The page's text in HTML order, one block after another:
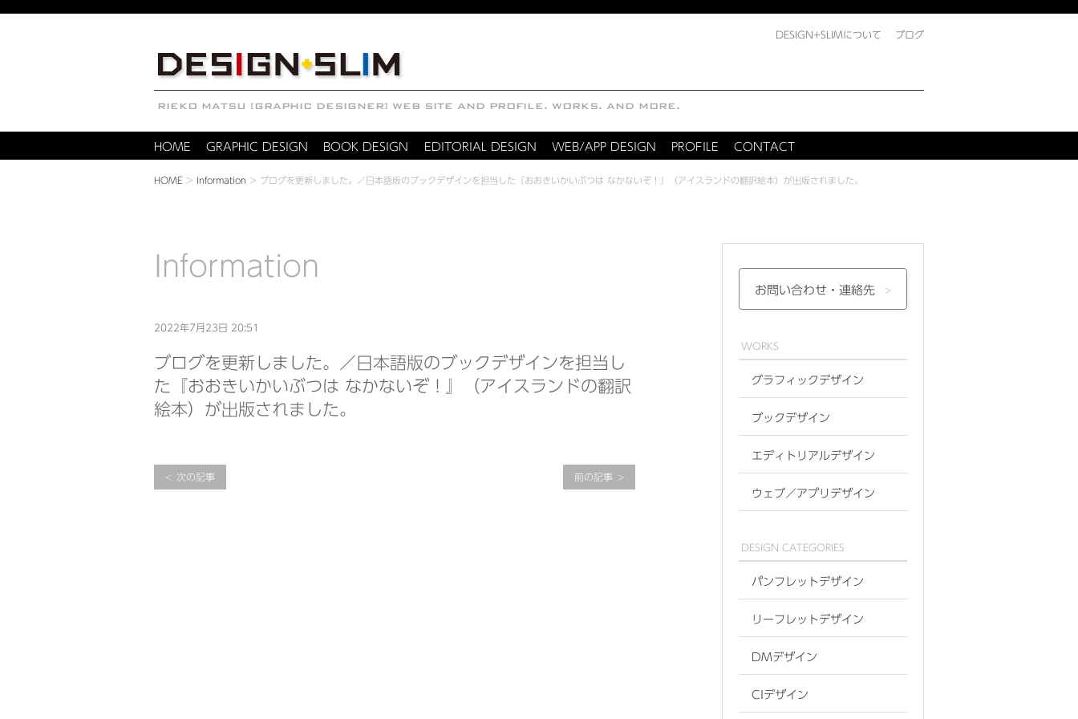
DESIGN+SLIMについて ブログ
HOME GRAPHIC DESIGN BOOK DESIGN EDITORIAL DESIGN WEB/APP DESIGN PROFILE CONTACT
HOME > Information > ブログを更新しました。／日本語版のブックデザインを担当した『おおきいかいぶつは なかないぞ！』（アイスランドの翻訳絵本）が出版されました。
Information
2022年7月23日 20:51
ブログを更新しました。／日本語版のブックデザインを担当し
た『おおきいかいぶつは なかないぞ！』（アイスランドの翻訳
絵本）が出版されました。
次の記事 前の記事
お問い合わせ・ 連絡先
WORKS
グラフィックデザイン
ブックデザイン
エディトリアルデザイン
ウェブ／アプリデザイン
DESIGN CATEGORIES
パンフレットデザイン
リーフレットデザイン
DMデザイン
CIデザイン